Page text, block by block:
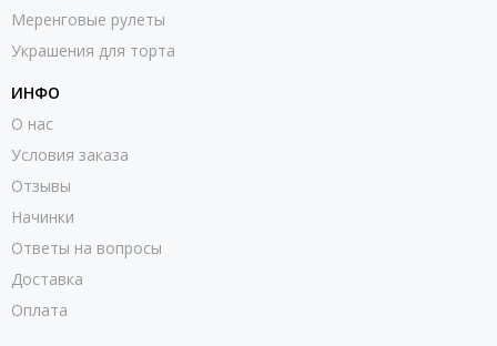
Меренговые рулеты
Украшения для торта
ИНФО
О нас
Условия заказа
Отзывы
Начинки
Ответы на вопросы
Доставка
Оплата